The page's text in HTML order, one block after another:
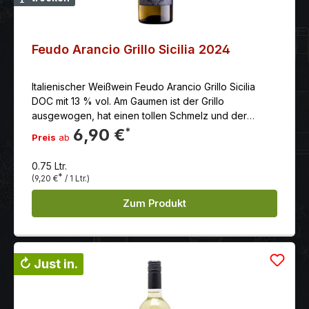
Feudo Arancio Grillo Sicilia 2024
Italienischer Weißwein Feudo Arancio Grillo Sicilia
DOC mit 13 % vol. Am Gaumen ist der Grillo
ausgewogen, hat einen tollen Schmelz und der
Abgang ist von Frische und einer feinen Säure
geprägt.Ausbau und Verfeinerung in
Preis ab 6,90 €*
0.75 Ltr.
(9,20 €* / 1 Ltr.)
Zum Produkt
↻ Just in.